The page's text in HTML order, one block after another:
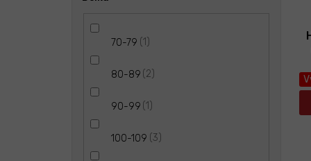
70-79 1
80-89 2
90-99 1
100-109 3